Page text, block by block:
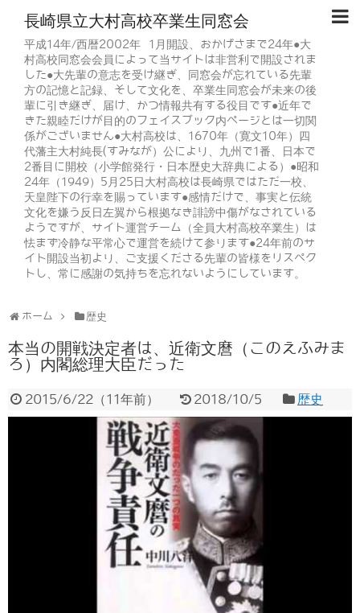
長崎県立大村高校卒業生同窓会
平成14年/西暦2002年 1月開設、おかげさまで24年●大
村高校同窓会会員によって当サイトは非営利で開設されま
した●大先輩の意志を受け継ぎ、同窓会が忘れている先輩
方の記憶と記録、そして文化を、卒業生同窓会が未来の後
輩に引き継ぎ、届け、かつ情報共有する役目です●近年で
きた親睦だけが目的のフェイスブック内ページとは一切関
係がございません●大村高校は、1670年（寛文10年）四
代藩主大村純長(すみなが）公により、九州で1番、日本で
2番目に開校（小学館発行・日本歴史大辞典による）●昭和
24年（1949）5月25日大村高校は長崎県ではただ一校、
天皇陛下の行幸を賜っています●感情だけで、事実と伝統
文化を嫌う反日左翼から根拠なき誹謗中傷がなされている
ようですが、サイト運営チーム（全員大村高校卒業生）は
怯まず冷静な平常心で運営を続けて参ります●24年前のサ
イト開設当初より、ご支援くださる先輩の皆様をリスペク
トし、常に感謝の気持ちを忘れないようにしています。
ホーム 歴史
本当の開戦決定者は、近衛文麿（このえふみま
ろ）内閣総理大臣だった
2015/6/22（11年前） 2018/10/5 歴史